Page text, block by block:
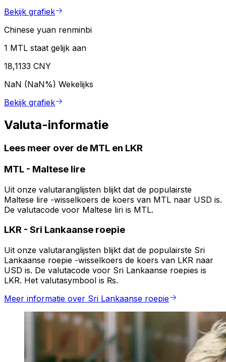
Bekijk grafiek
Chinese yuan renminbi
1 MTL staat gelijk aan
18,1133 CNY
NaN (NaN%) Wekelijks
Bekijk grafiek
Valuta-informatie
Lees meer over de MTL en LKR
MTL - Maltese lire
Uit onze valutaranglijsten blijkt dat de populairste
Maltese lire -wisselkoers de koers van MTL naar USD is.
De valutacode voor Maltese liri is MTL.
LKR - Sri Lankaanse roepie
Uit onze valutaranglijsten blijkt dat de populairste Sri
Lankaanse roepie -wisselkoers de koers van LKR naar
USD is. De valutacode voor Sri Lankaanse roepies is
LKR. Het valutasymbool is ₨.
Meer informatie over Sri Lankaanse roepie